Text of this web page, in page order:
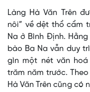
Làng Hà Văn Trên
nôi” về dệt thổ cẩm
Na ở Bình Định.
bào Ba Na vẫn duy
gìn một nét văn
trăm năm trước.
Hà Văn Trên cũng có